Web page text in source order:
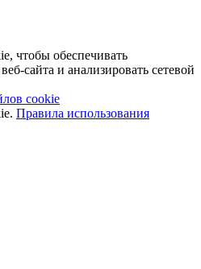
чтобы обеспечивать
сайта и анализировать сетевой
cookie
Правила использования